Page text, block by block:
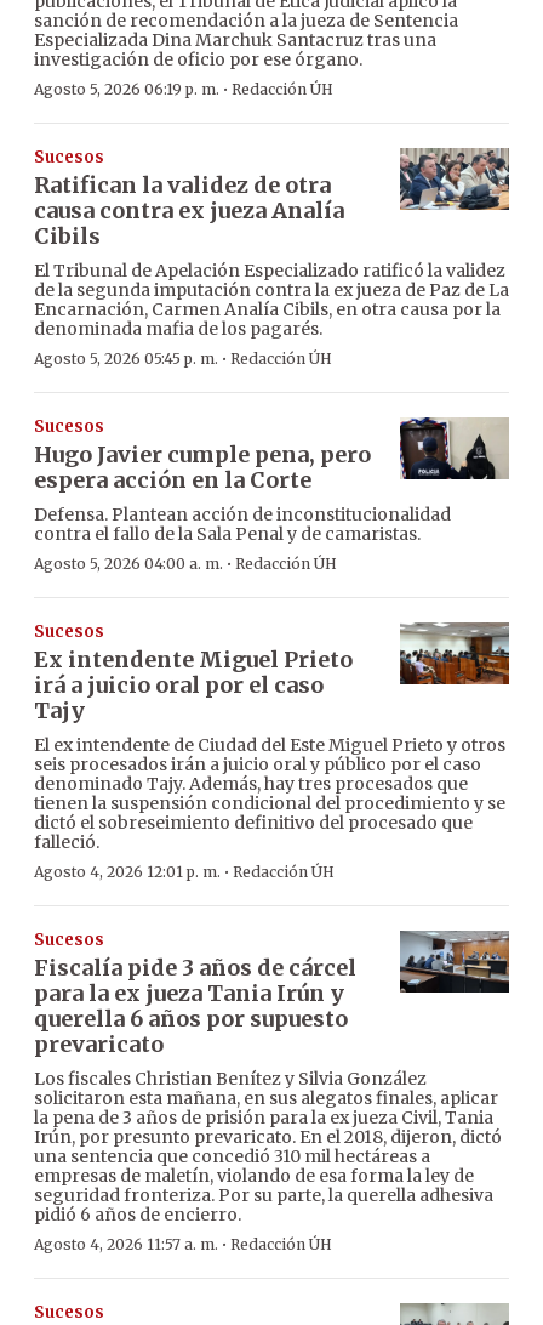
sanción de recomendación a la jueza de Sentencia
Especializada Dina Marchuk Santacruz tras una
investigación de oficio por ese órgano.
Agosto 5, 2026 06:19 p. m. · Redacción ÚH
Sucesos
Ratifican la validez de otra
causa contra ex jueza Analía
Cibils
El Tribunal de Apelación Especializado ratificó la validez
de la segunda imputación contra la ex jueza de Paz de La
Encarnación, Carmen Analía Cibils, en otra causa por la
denominada mafia de los pagarés.
Agosto 5, 2026 05:45 p. m. · Redacción ÚH
Sucesos
Hugo Javier cumple pena, pero
espera acción en la Corte
Defensa. Plantean acción de inconstitucionalidad
contra el fallo de la Sala Penal y de camaristas.
Agosto 5, 2026 04:00 a. m. · Redacción ÚH
Sucesos
Ex intendente Miguel Prieto
irá a juicio oral por el caso
Tajy
El ex intendente de Ciudad del Este Miguel Prieto y otros
seis procesados irán a juicio oral y público por el caso
denominado Tajy. Además, hay tres procesados que
tienen la suspensión condicional del procedimiento y se
dictó el sobreseimiento definitivo del procesado que
falleció.
Agosto 4, 2026 12:01 p. m. · Redacción ÚH
Sucesos
Fiscalía pide 3 años de cárcel
para la ex jueza Tania Irún y
querella 6 años por supuesto
prevaricato
Los fiscales Christian Benítez y Silvia González
solicitaron esta mañana, en sus alegatos finales, aplicar
la pena de 3 años de prisión para la ex jueza Civil, Tania
Irún, por presunto prevaricato. En el 2018, dijeron, dictó
una sentencia que concedió 310 mil hectáreas a
empresas de maletín, violando de esa forma la ley de
seguridad fronteriza. Por su parte, la querella adhesiva
pidió 6 años de encierro.
Agosto 4, 2026 11:57 a. m. · Redacción ÚH
Sucesos